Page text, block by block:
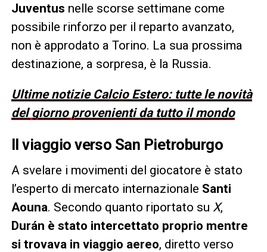
Juventus nelle scorse settimane come
possibile rinforzo per il reparto avanzato,
non è approdato a Torino. La sua prossima
destinazione, a sorpresa, è la Russia.
Ultime notizie Calcio Estero: tutte le novità
del giorno provenienti da tutto il mondo
Il viaggio verso San Pietroburgo
A svelare i movimenti del giocatore è stato
l’esperto di mercato internazionale Santi
Aouna. Secondo quanto riportato su X,
Durán è stato intercettato proprio mentre
si trovava in viaggio aereo, diretto verso